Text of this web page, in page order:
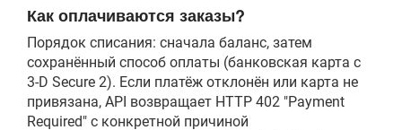
Как оплачиваются заказы?
Порядок списания: сначала баланс, затем
сохранённый способ оплаты (банковская карта с
3-D Secure 2). Если платёж отклонён или карта не
привязана, API возвращает HTTP 402 "Payment
Required" с конкретной причиной